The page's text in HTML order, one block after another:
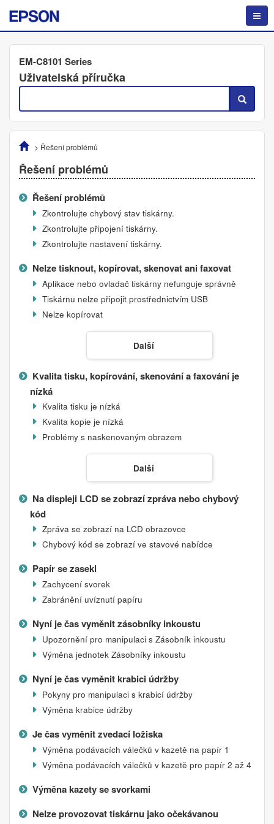
EM-C8101 Series
Uživatelská příručka
> Řešení problémů
Řešení problémů
Řešení problémů
Zkontrolujte chybový stav tiskárny.
Zkontrolujte připojení tiskárny.
Zkontrolujte nastavení tiskárny.
Nelze tisknout, kopírovat, skenovat ani faxovat
Aplikace nebo ovladač tiskárny nefunguje správně
Tiskárnu nelze připojit prostřednictvím USB
Nelze kopírovat
Další
Kvalita tisku, kopírování, skenování a faxování je
nízká
Kvalita tisku je nízká
Kvalita kopie je nízká
Problémy s naskenovaným obrazem
Další
Na displeji LCD se zobrazí zpráva nebo chybový
kód
Zpráva se zobrazí na LCD obrazovce
Chybový kód se zobrazí ve stavové nabídce
Papír se zasekl
Zachycení svorek
Zabránění uvíznutí papíru
Nyní je čas vyměnit zásobníky inkoustu
Upozornění pro manipulaci s Zásobník inkoustu
Výměna jednotek Zásobníky inkoustu
Nyní je čas vyměnit krabici údržby
Pokyny pro manipulaci s krabicí údržby
Výměna krabice údržby
Je čas vyměnit zvedací ložiska
Výměna podávacích válečků v kazetě na papír 1
Výměna podávacích válečků v kazetě pro papír 2 až 4
Výměna kazety se svorkami
Nelze provozovat tiskárnu jako očekávanou